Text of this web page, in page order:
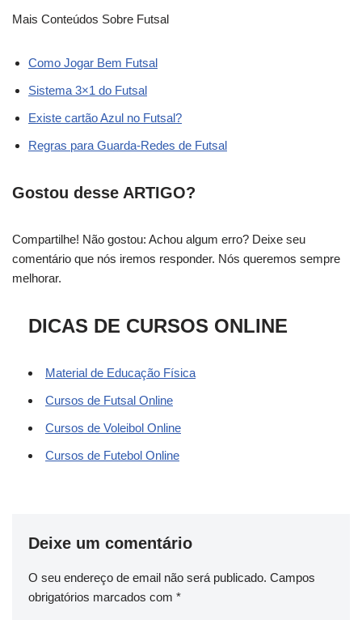
Mais Conteúdos Sobre Futsal
Como Jogar Bem Futsal
Sistema 3×1 do Futsal
Existe cartão Azul no Futsal?
Regras para Guarda-Redes de Futsal
Gostou desse ARTIGO?
Compartilhe! Não gostou: Achou algum erro? Deixe seu
comentário que nós iremos responder. Nós queremos sempre
melhorar.
DICAS DE CURSOS ONLINE
Material de Educação Física
Cursos de Futsal Online
Cursos de Voleibol Online
Cursos de Futebol Online
Deixe um comentário
O seu endereço de email não será publicado. Campos
obrigatórios marcados com *